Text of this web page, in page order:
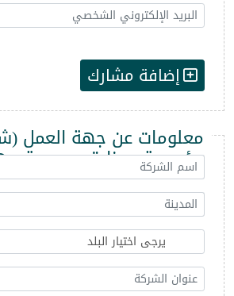
إضافة مشارك
معلومات عن جهة العمل
مؤسسة - وزارة - مديرية -